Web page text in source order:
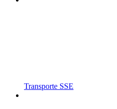
Transporte SSE